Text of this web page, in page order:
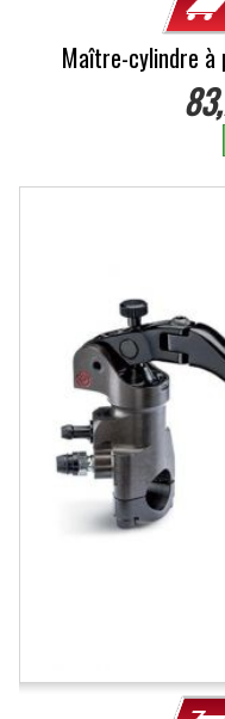
Maître-cylindre à